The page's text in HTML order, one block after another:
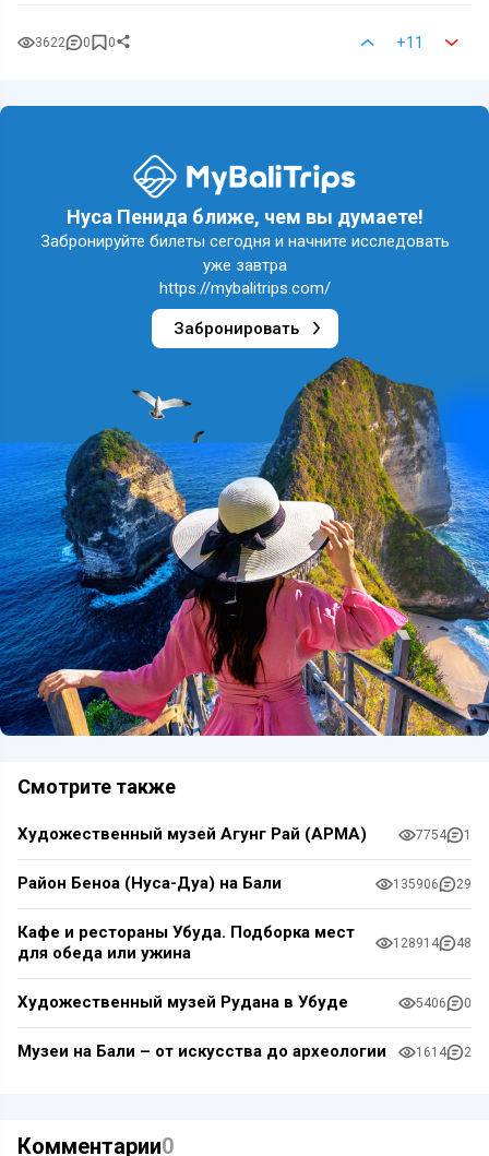
3622 0 0 +11
Нуса Пенида ближе, чем вы думаете!
Забронируйте билеты сегодня и начните исследовать
уже завтра
https://mybalitrips.com/
Забронировать
Смотрите также
Художественный музей Агунг Рай (АРМА) 7754 1
Район Беноа (Нуса-Дуа) на Бали 135906 29
Кафе и рестораны Убуда. Подборка мест
для обеда или ужина
128914 48
Художественный музей Рудана в Убуде 5406 0
Музеи на Бали – от искусства до археологии 1614 2
Комментарии0